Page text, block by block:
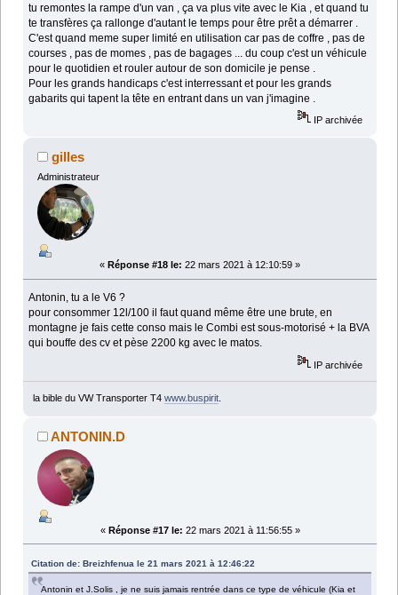
tu remontes la rampe d'un van , ça va plus vite avec le Kia , et quand tu
te transfères ça rallonge d'autant le temps pour être prêt a démarrer .
C'est quand meme super limité en utilisation car pas de coffre , pas de
courses , pas de momes , pas de bagages ... du coup c'est un véhicule
pour le quotidien et rouler autour de son domicile je pense .
Pour les grands handicaps c'est interressant et pour les grands
gabarits qui tapent la tête en entrant dans un van j'imagine .
IP archivée
gilles
Administrateur
« Réponse #18 le: 22 mars 2021 à 12:10:59 »
Antonin, tu a le V6 ?
pour consommer 12l/100 il faut quand même être une brute, en
montagne je fais cette conso mais le Combi est sous-motorisé + la BVA
qui bouffe des cv et pèse 2200 kg avec le matos.
IP archivée
la bible du VW Transporter T4 www.buspirit.
ANTONIN.D
« Réponse #17 le: 22 mars 2021 à 11:56:55 »
Citation de: Breizhfenua le 21 mars 2021 à 12:46:22
Antonin et J.Solis , je ne suis jamais rentrée dans ce type de véhicule (Kia et